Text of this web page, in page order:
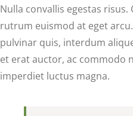
Nulla convallis egestas
rutrum euismod at eget
pulvinar quis, interdum
et erat auctor, ac commodo
imperdiet luctus magna.